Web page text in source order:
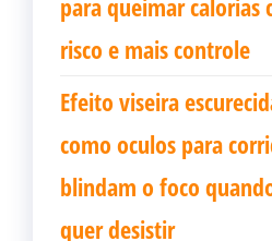
para queimar calorias
risco e mais controle
Efeito viseira
como oculos para
blindam o foco
quer desistir